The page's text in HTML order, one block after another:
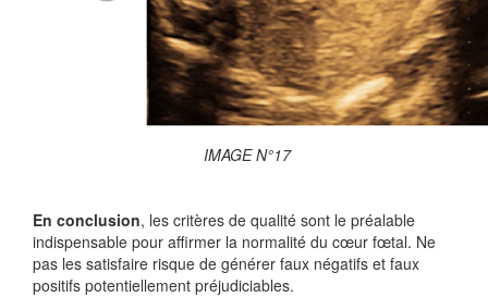
IMAGE N°17
En conclusion, les critères de qualité sont le préalable
indispensable pour affirmer la normalité du cœur fœtal. Ne
pas les satisfaire risque de générer faux négatifs et faux
positifs potentiellement préjudiciables.